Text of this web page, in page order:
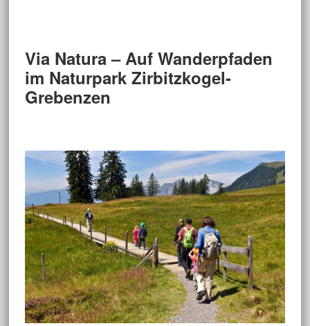
Via Natura – Auf Wanderpfaden
im Naturpark Zirbitzkogel-
Grebenzen